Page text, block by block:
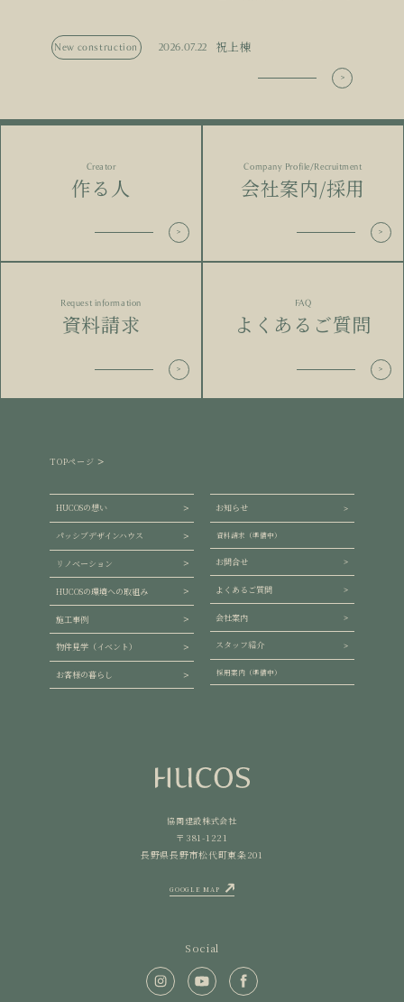
New construction 2026.07.22 祝上棟
Creator
作る人
Company Profile/Recruitment
会社案内/採用
Request information
資料請求
FAQ
よくあるご質問
協同建設株式会社
〒381-1221
長野県長野市松代町東条201
GOOGLE MAP
Social
TOPページ
HUCOSの想い
パッシブデザインハウス
リノベーション
HUCOSの環境への取組み
施工事例
物件見学（イベント）
お客様の暮らし
お知らせ
資料請求（準備中）
お問合せ
よくあるご質問
会社案内
スタッフ紹介
採用案内（準備中）